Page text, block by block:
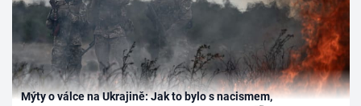
Mýty o válce na Ukrajině: Jak to bylo s nacismem,